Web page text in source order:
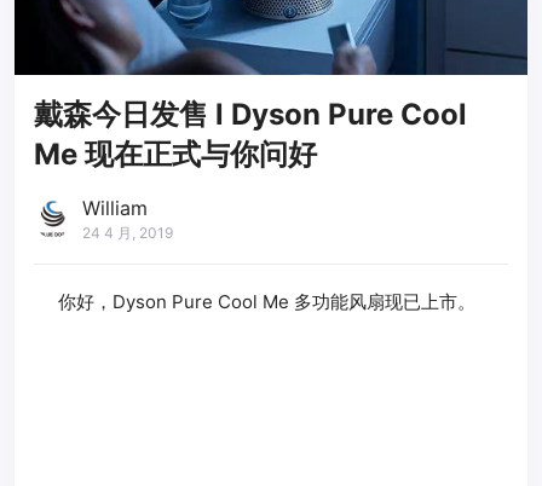
戴森今日发售 l Dyson Pure Cool
Me 现在正式与你问好
William
24 4 月, 2019
你好，Dyson Pure Cool Me 多功能风扇现已上市。